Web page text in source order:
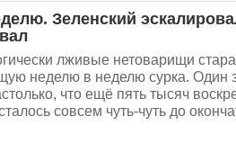
Зеленский
лживые нетоварищи
неделю в неделю сурка. Один
что ещё пять тысяч
совсем чуть-чуть до